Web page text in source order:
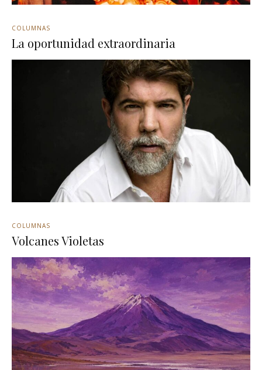
COLUMNAS
La oportunidad extraordinaria
COLUMNAS
Volcanes Violetas